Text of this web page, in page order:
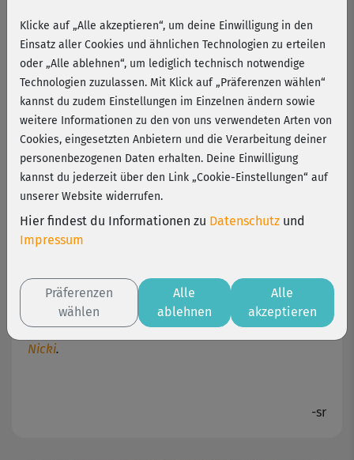
Das neue Workout von Nicole Hofrichter kräftigt
Beine, Po und Bauch hin zu mehr Definition. Dabei
wird nicht nur die dortige Muskulatur gefordert,
sondern auch dein Herz-Kreislauf-System in
Schwung gebracht.
Neben dem Komplettkurs mit Mobility-Flow und
Cooldown stehen dir das Warm-up und die
Entspannungseinheit auch einzeln zur Verfügung –
durchbewegen oder runterkommen möchtest.
gleichermaßen geeignet. Bei Gelenkproblemen
solltest du vorher einen Arzt um Rat fragen.
Jetzt neu bei fitnessRAUM.de –Bauch, Beine, Po mit
Nicki.
-sr
Klicke auf „Alle akzeptieren“, um deine Einwilligung in den
Einsatz aller Cookies und ähnlichen Technologien zu erteilen
oder „Alle ablehnen“, um lediglich technisch notwendige
Technologien zuzulassen. Mit Klick auf „Präferenzen wählen“
kannst du zudem Einstellungen im Einzelnen ändern sowie
weitere Informationen zu den von uns verwendeten Arten von
Cookies, eingesetzten Anbietern und die Verarbeitung deiner
personenbezogenen Daten erhalten. Deine Einwilligung
kannst du jederzeit über den Link „Cookie-Einstellungen“ auf
unserer Website widerrufen.
Hier findest du Informationen zu Datenschutz und
Impressum
Präferenzen
wählen
Alle
ablehnen
Alle
akzeptieren